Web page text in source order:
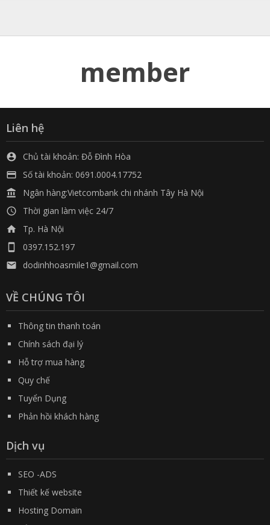
member
Liên hệ
 Chủ tài khoản: Đỗ Đình Hòa
 Số tài khoản: 0691.0004.17752
 Ngân hàng:Vietcombank chi nhánh Tây Hà Nội
 Thời gian làm việc 24/7
 Tp. Hà Nội
 0397.152.197
 dodinhhoasmile1@gmail.com
VỀ CHÚNG TÔI
Thông tin thanh toán
Chính sách đại lý
Hỗ trợ mua hàng
Quy chế
Tuyển Dụng
Phản hồi khách hàng
Dịch vụ
SEO -ADS
Thiết kế website
Hosting Domain